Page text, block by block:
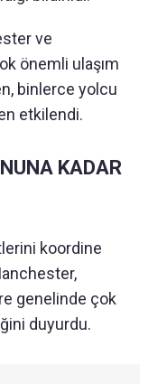
ve
önemli ulaşım
binlerce yolcu
etkilendi.
KADAR
koordine
genelinde çok
duyurdu.